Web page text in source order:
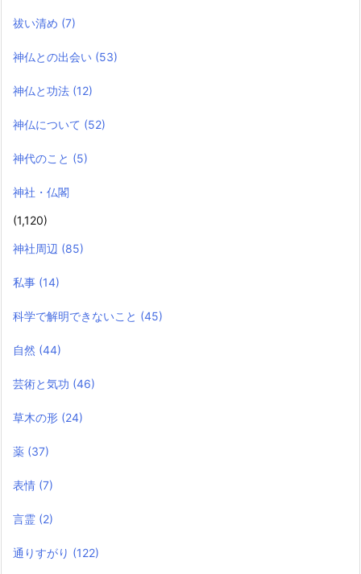
祓い清め (7)
神仏との出会い (53)
神仏と功法 (12)
神仏について (52)
神代のこと (5)
神社・仏閣
(1,120)
神社周辺 (85)
私事 (14)
科学で解明できないこと (45)
自然 (44)
芸術と気功 (46)
草木の形 (24)
薬 (37)
表情 (7)
言霊 (2)
通りすがり (122)